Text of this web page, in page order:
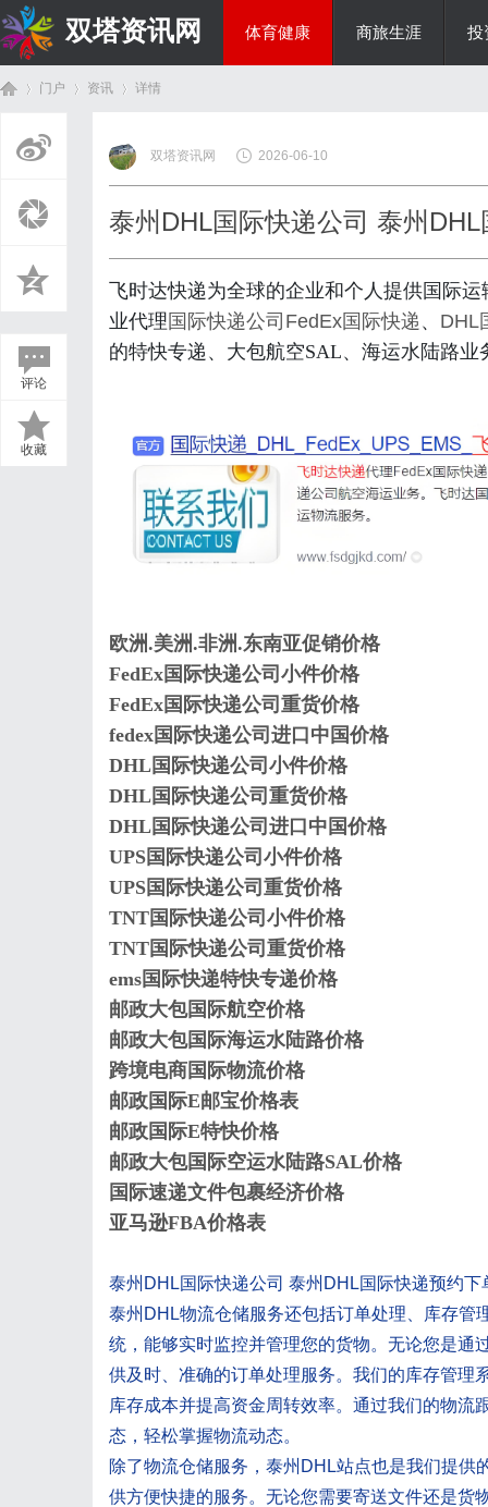
双塔资讯网 体育健康 商旅生涯 投
门户 资讯
›
详情
评论
收藏
双塔资讯网 2026-06-10
泰州DHL国际快递公司 泰州
飞时达快递为全球的企业和个人提供国际
业代理 国际快递公司 FedEx国际快递 、 DHL
的特快专递、大包航空SAL、海运水陆路业
欧洲.美洲.非洲.东南亚促销价格
FedEx国际快递公司小件价格
FedEx国际快递公司重货价格
fedex国际快递公司进口中国价格
DHL国际快递公司小件价格
DHL国际快递公司重货价格
DHL国际快递公司进口中国价格
UPS国际快递公司小件价格
UPS国际快递公司重货价格
TNT国际快递公司小件价格
TNT国际快递公司重货价格
ems国际快递特快专递价格
邮政大包国际航空价格
邮政大包国际海运水陆路价格
跨境电商国际物流价格
邮政国际E邮宝价格表
邮政国际E特快价格
邮政大包国际空运水陆路SAL价格
国际速递文件包裹经济价格
亚马逊FBA价格表
泰州DHL国际快递公司 泰州DHL国际快递预约下
泰州DHL物流仓储服务还包括订单处理、库存管
统，能够实时监控并管理您的货物。无论您是通
供及时、准确的订单处理服务。我们的库存管理
库存成本并提高资金周转效率。通过我们的物流
态，轻松掌握物流动态。
除了物流仓储服务，泰州DHL站点也是我们提
供方便快捷的服务。无论您需要寄送文件还是货